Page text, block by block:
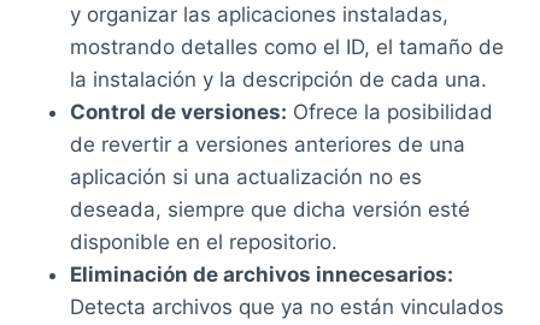
y organizar las aplicaciones instaladas,
mostrando detalles como el ID, el tamaño de
la instalación y la descripción de cada una.
Control de versiones: Ofrece la posibilidad
de revertir a versiones anteriores de una
aplicación si una actualización no es
deseada, siempre que dicha versión esté
disponible en el repositorio.
Eliminación de archivos innecesarios:
Detecta archivos que ya no están vinculados